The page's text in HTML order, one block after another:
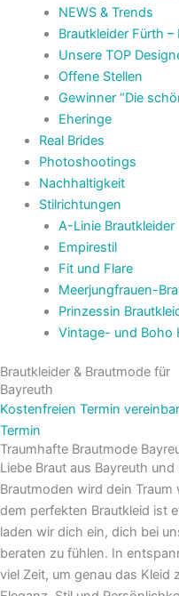
NEWS & Trends
Brautkleider Fürth
Unsere TOP
Offene Stellen
Gewinner “Die
Eheringe
Real Brides
Photoshootings
Nachhaltigkeit
Stilrichtungen
A-Linie Brautkleider
Empirestil
Fit und Flare
Meerjungfrauen-
Prinzessin
Vintage- und Boho
Brautkleider & Brautmode für
Bayreuth
Kostenfreien Termin
Termin
Traumhafte Brautmode
Liebe Braut aus Bayreuth
Brautmoden wird dein Traum
dem perfekten Brautkleid ist
laden wir dich ein, dich bei
beraten zu fühlen. In
viel Zeit, um genau das Kleid